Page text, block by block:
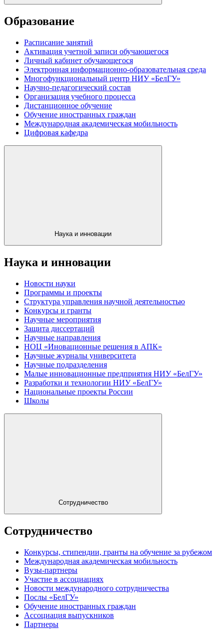
Образование
Расписание занятий
Активация учетной записи обучающегося
Личный кабинет обучающегося
Электронная информационно-образовательная среда
Многофункциональный центр НИУ «БелГУ»
Научно-педагогический состав
Организация учебного процесса
Дистанционное обучение
Обучение иностранных граждан
Международная академическая мобильность
Цифровая кафедра
Наука и инновации
Наука и инновации
Новости науки
Программы и проекты
Структура управления научной деятельностью
Конкурсы и гранты
Научные мероприятия
Защита диссертаций
Научные направления
НОЦ «Иновационные решения в АПК»
Научные журналы университета
Научные подразделения
Малые инновационные предприятия НИУ «БелГУ»
Разработки и технологии НИУ «БелГУ»
Национальные проекты России
Школы
Сотрудничество
Сотрудничество
Конкурсы, стипендии, гранты на обучение за рубежом
Международная академическая мобильность
Вузы-партнеры
Участие в ассоциациях
Новости международного сотрудничества
Послы «БелГУ»
Обучение иностранных граждан
Ассоциация выпускников
Партнеры